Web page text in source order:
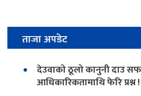
ताजा अपडेट
देउवाको ठूलो कानुनी दाउ
आधिकारिकतामाथि फेरि प्रश्न !